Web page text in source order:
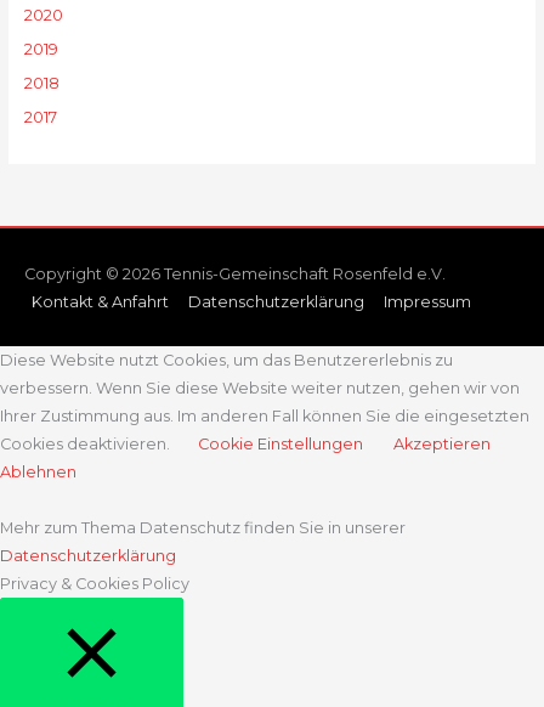
2020
2019
2018
2017
Copyright © 2026 Tennis-Gemeinschaft Rosenfeld e.V.
Kontakt & Anfahrt
Datenschutzerklärung Impressum
Diese Website nutzt Cookies, um das Benutzererlebnis zu
verbessern. Wenn Sie diese Website weiter nutzen, gehen wir von
Ihrer Zustimmung aus. Im anderen Fall können Sie die eingesetzten
Cookies deaktivieren.
Cookie Einstellungen
Akzeptieren
Ablehnen
Mehr zum Thema Datenschutz finden Sie in unserer
Datenschutzerklärung
Privacy & Cookies Policy